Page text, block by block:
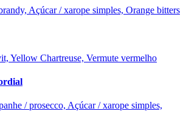
Açúcar / xarope simples, Orange bitters
Yellow Chartreuse, Vermute vermelho
/ prosecco, Açúcar / xarope simples,